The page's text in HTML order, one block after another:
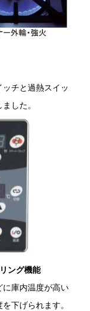
チと過熱スイッ
した。
ング機能
に庫内温度が高い
下げられます。